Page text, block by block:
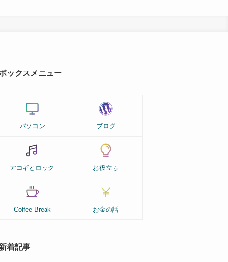
ックスメニュー
パソコン ブログ
アコギとロック お役立ち
Coffee Break お金の話
新着記事